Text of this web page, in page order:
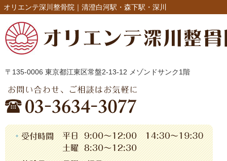
オリエンテ深川整骨院｜清澄白河駅・森下駅・深川
〒135-0006 東京都江東区常盤2-13-12 メゾンドサンク1階